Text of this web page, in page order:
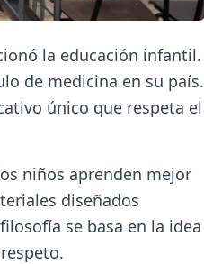
la educación infantil.
de medicina en su país.
único que respeta el
niños aprenden mejor
diseñados
se basa en la idea